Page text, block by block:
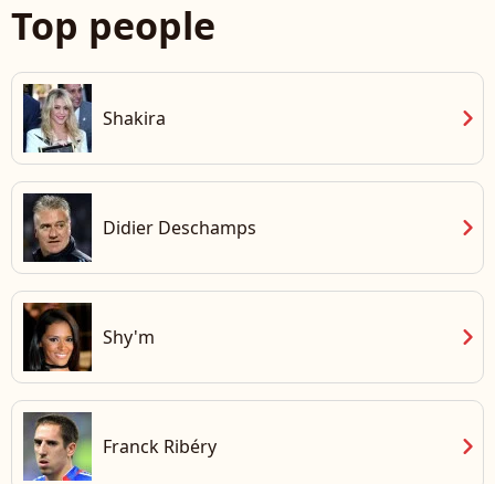
Top people
Shakira chevron_right
Didier Deschamps chevron_right
Shy'm chevron_right
Franck Ribéry chevron_right